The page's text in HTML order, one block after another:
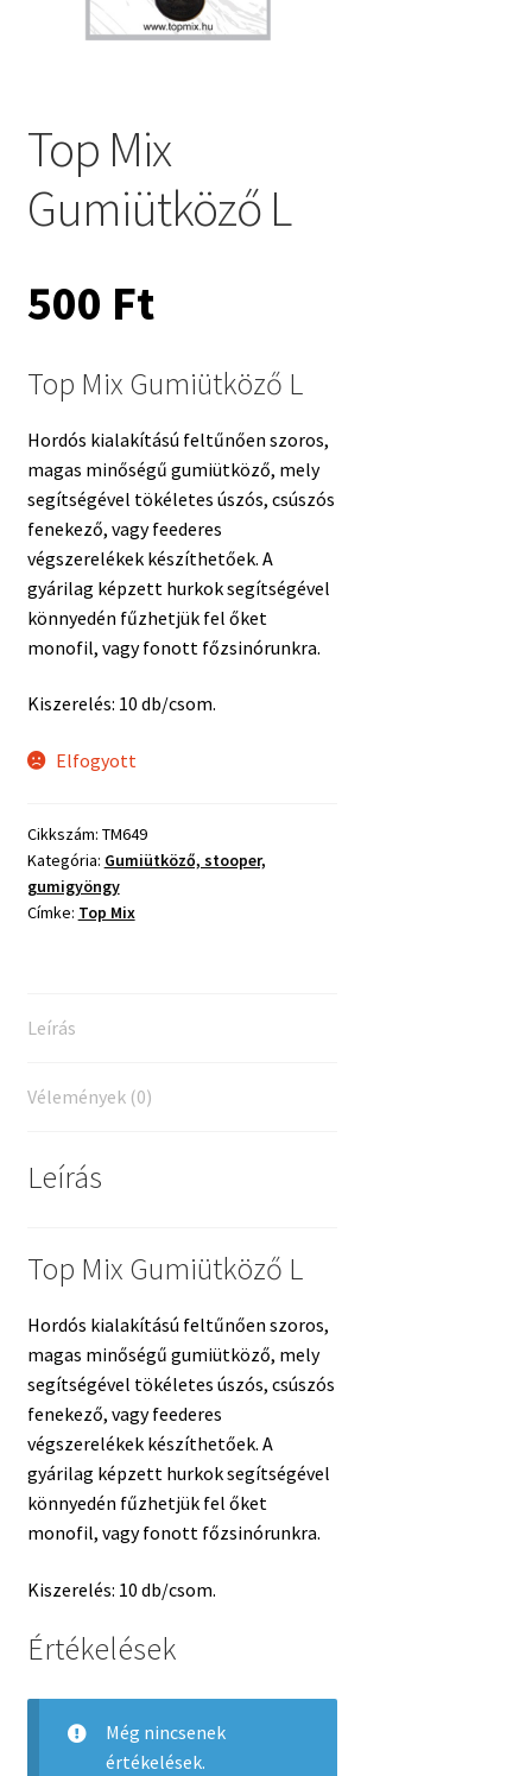
Top Mix
Gumiütköző L
500 Ft
Top Mix Gumiütköző L
Hordós kialakítású feltűnően szoros,
magas minőségű gumiütköző, mely
segítségével tökéletes úszós, csúszós
fenekező, vagy feederes
végszerelékek készíthetőek. A
gyárilag képzett hurkok segítségével
könnyedén fűzhetjük fel őket
monofil, vagy fonott főzsinórunkra.
Kiszerelés: 10 db/csom.
Elfogyott
Cikkszám: TM649
Kategória: Gumiütköző, stooper,
gumigyöngy
Címke: Top Mix
Leírás
Vélemények (0)
Leírás
Top Mix Gumiütköző L
Hordós kialakítású feltűnően szoros,
magas minőségű gumiütköző, mely
segítségével tökéletes úszós, csúszós
fenekező, vagy feederes
végszerelékek készíthetőek. A
gyárilag képzett hurkok segítségével
könnyedén fűzhetjük fel őket
monofil, vagy fonott főzsinórunkra.
Kiszerelés: 10 db/csom.
Értékelések
Még nincsenek
értékelések.